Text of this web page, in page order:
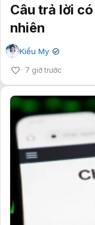
Câu trả lời
nhiên
Kiều My ✔
7 giờ trước